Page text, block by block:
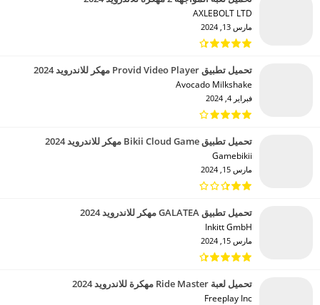
AXLEBOLT LTD‏
مارس 13, 2024
تحميل تطبيق Provid Video Player مهكر للاندرويد 2024
Avocado Milkshake‏
فبراير 4, 2024
تحميل تطبيق Bikii Cloud Game مهكر للاندرويد 2024
Gamebikii‏
مارس 15, 2024
تحميل تطبيق GALATEA مهكر للاندرويد 2024
Inkitt GmbH‏
مارس 15, 2024
تحميل لعبة Ride Master مهكرة للاندرويد 2024
Freeplay Inc‏